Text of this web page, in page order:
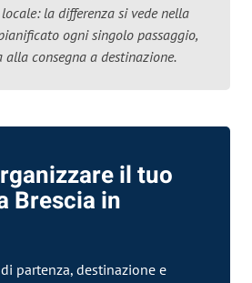
la differenza si vede nella
ogni singolo passaggio,
alla consegna a destinazione.
il tuo
Brescia in
partenza, destinazione e